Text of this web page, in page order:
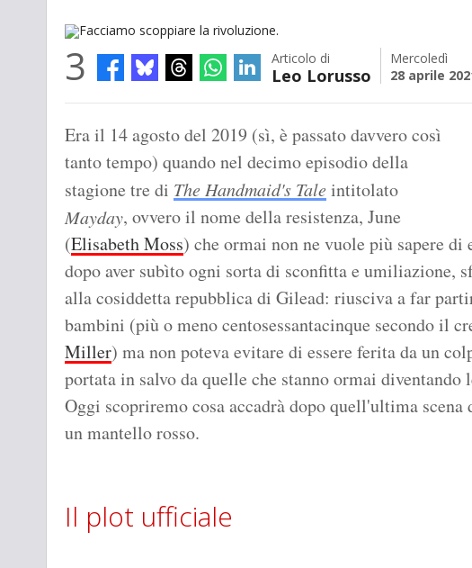
3 Articolo di
Leo Lorusso
Mercoledì
28 aprile
Era il 14 agosto del 2019 (sì, è passato davvero così
tanto tempo) quando nel decimo episodio della
stagione tre di The Handmaid's Tale intitolato
Mayday, ovvero il nome della resistenza, June
(Elisabeth Moss) che ormai non ne vuole più sapere di
dopo aver subìto ogni sorta di sconfitta e umiliazione,
alla cosiddetta repubblica di Gilead: riusciva a far
bambini (più o meno centosessantacinque secondo il
Miller) ma non poteva evitare di essere ferita da un
portata in salvo da quelle che stanno ormai diventando
Oggi scopriremo cosa accadrà dopo quell'ultima scena
un mantello rosso.
Il plot ufficiale